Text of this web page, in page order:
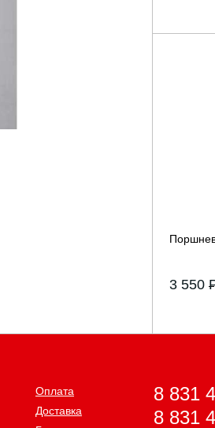
3 550
Оплата
Доставка
8 831
8 831